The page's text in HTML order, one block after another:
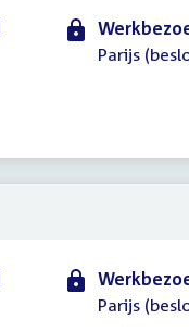
Parijs
Parijs